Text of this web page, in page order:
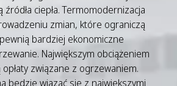
ciepła. Termomodernizacja
zmian, które ograniczą
bardziej ekonomiczne
Największym obciążeniem
związane z ogrzewaniem.
będzie wiązać się z największymi